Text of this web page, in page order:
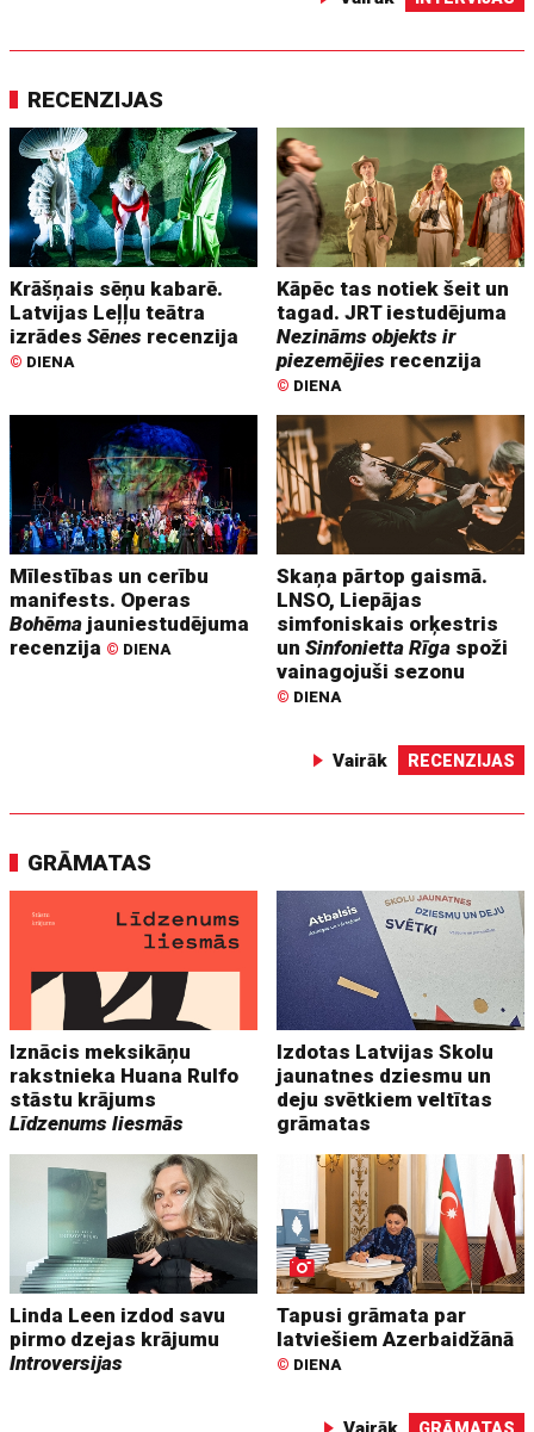
RECENZIJAS
Krāšņais sēņu kabarē.
Latvijas Leļļu teātra
izrādesSēnes recenzija
© DIENA
Kāpēc tas notiek šeit un
tagad. JRT iestudējuma
Nezināms objekts ir
piezemējies recenzija
© DIENA
Mīlestības un cerību
manifests. Operas
Bohēma jauniestudējuma
recenzija © DIENA
Skaņa pārtop gaismā.
LNSO, Liepājas
simfoniskais orķestris
unSinfonietta Rīga spoži
vainagojuši sezonu
© DIENA
Vairāk RECENZIJAS
GRĀMATAS
Iznācis meksikāņu
rakstnieka Huana Rulfo
stāstu krājums
Līdzenums liesmās
Izdotas Latvijas Skolu
jaunatnes dziesmu un
deju svētkiem veltītas
grāmatas
Linda Leen izdod savu
pirmo dzejas krājumu
Introversijas
Tapusi grāmata par
latviešiem Azerbaidžānā
© DIENA